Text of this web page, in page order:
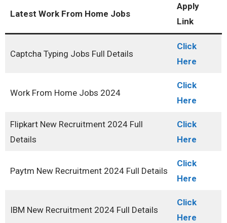
Latest Work From Home Jobs
Apply
Link
Captcha Typing Jobs Full Details
Click
Here
Work From Home Jobs 2024
Click
Here
Flipkart New Recruitment 2024 Full
Details
Click
Here
Paytm New Recruitment 2024 Full Details
Click
Here
IBM New Recruitment 2024 Full Details
Click
Here